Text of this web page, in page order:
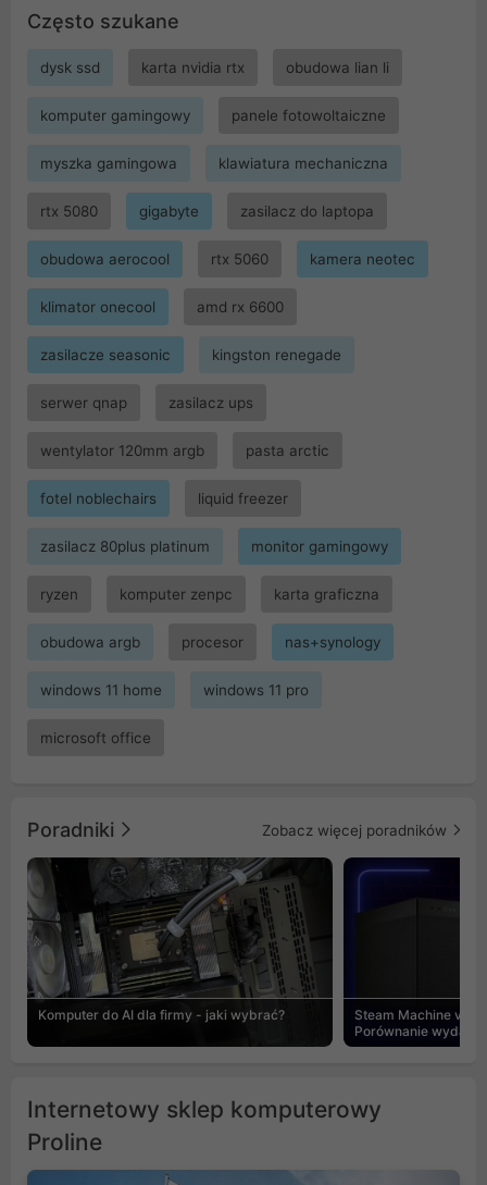
Często szukane
dysk ssd karta nvidia rtx obudowa lian li
komputer gamingowy panele fotowoltaiczne
myszka gamingowa klawiatura mechaniczna
rtx 5080 gigabyte zasilacz do laptopa
obudowa aerocool rtx 5060 kamera neotec
klimator onecool amd rx 6600
zasilacze seasonic kingston renegade
serwer qnap zasilacz ups
wentylator 120mm argb pasta arctic
fotel noblechairs liquid freezer
zasilacz 80plus platinum monitor gamingowy
ryzen komputer zenpc karta graficzna
obudowa argb procesor nas+synology
windows 11 home windows 11 pro
microsoft office
Poradniki Zobacz więcej poradników
Komputer do AI dla firmy - jaki wybrać?
Steam Machine vs
Porównanie
Internetowy sklep komputerowy
Proline